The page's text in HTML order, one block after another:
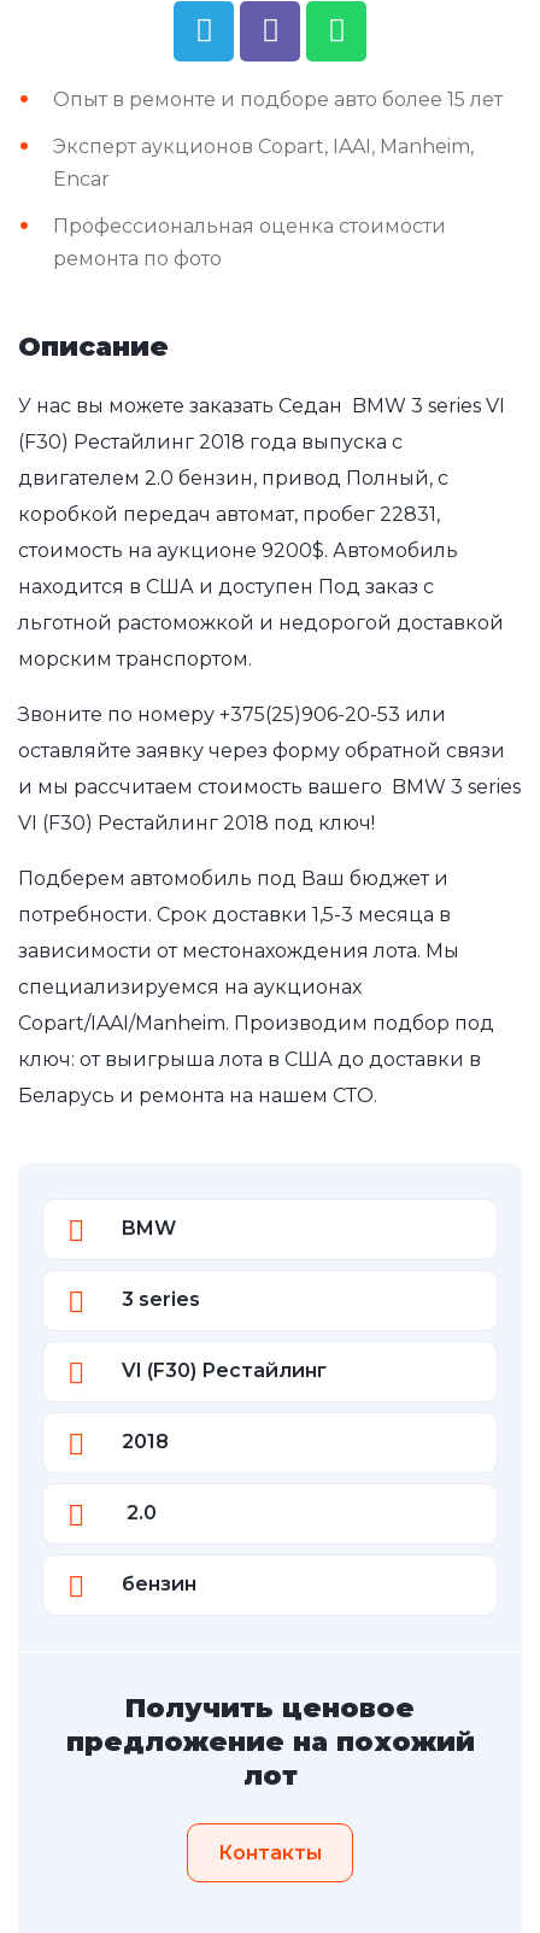
Опыт в ремонте и подборе авто более 15 лет
Эксперт аукционов Copart, IAAI, Manheim,
Encar
Профессиональная оценка стоимости
ремонта по фото
Описание
У нас вы можете заказать Седан BMW 3 series VI
(F30) Рестайлинг 2018 года выпуска с
двигателем 2.0 бензин, привод Полный, с
коробкой передач автомат, пробег 22831,
стоимость на аукционе 9200$. Автомобиль
находится в США и доступен Под заказ с
льготной растоможкой и недорогой доставкой
морским транспортом.
Звоните по номеру +375(25)906-20-53 или
оставляйте заявку через форму обратной связи
и мы рассчитаем стоимость вашего BMW 3 series
VI (F30) Рестайлинг 2018 под ключ!
Подберем автомобиль под Ваш бюджет и
потребности. Срок доставки 1,5-3 месяца в
зависимости от местонахождения лота. Мы
специализируемся на аукционах
Copart/IAAI/Manheim. Производим подбор под
ключ: от выигрыша лота в США до доставки в
Беларусь и ремонта на нашем СТО.
BMW
3 series
VI (F30) Рестайлинг
2018
2.0
бензин
Получить ценовое
предложение на похожий
лот
Контакты